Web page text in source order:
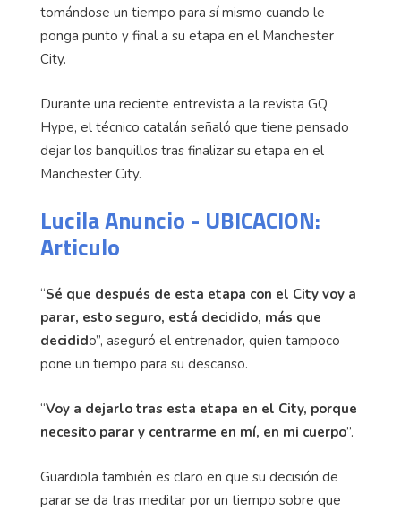
tomándose un tiempo para sí mismo cuando le
ponga punto y final a su etapa en el Manchester
City.
Durante una reciente entrevista a la revista GQ
Hype, el técnico catalán señaló que tiene pensado
dejar los banquillos tras finalizar su etapa en el
Manchester City.
Lucila Anuncio - UBICACION:
Articulo
“Sé que después de esta etapa con el City voy a
parar, esto seguro, está decidido, más que
decidido”, aseguró el entrenador, quien tampoco
pone un tiempo para su descanso.
“Voy a dejarlo tras esta etapa en el City, porque
necesito parar y centrarme en mí, en mi cuerpo”.
Guardiola también es claro en que su decisión de
parar se da tras meditar por un tiempo sobre que